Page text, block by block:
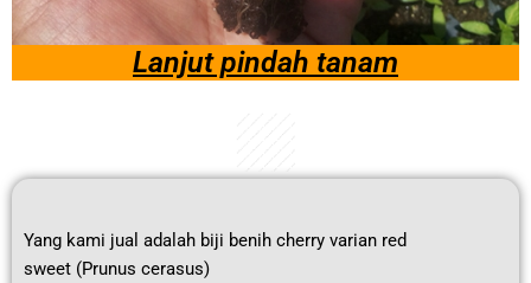
Lanjut pindah tanam
Yang kami jual adalah biji benih cherry varian red
sweet (Prunus cerasus)